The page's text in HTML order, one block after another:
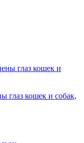
глаз кошек и собак,